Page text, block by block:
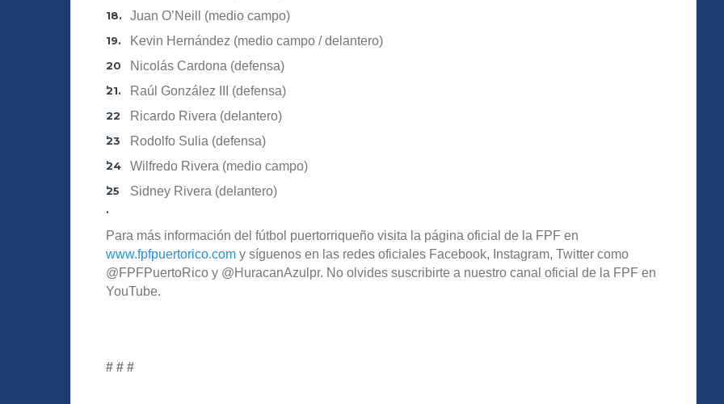
Juan O’Neill (medio campo)
Kevin Hernández (medio campo / delantero)
Nicolás Cardona (defensa)
Raúl González III (defensa)
Ricardo Rivera (delantero)
Rodolfo Sulia (defensa)
Wilfredo Rivera (medio campo)
Sidney Rivera (delantero)
Para más información del fútbol puertorriqueño visita la página oficial de la FPF en
www.fpfpuertorico.com y síguenos en las redes oficiales Facebook, Instagram, Twitter como
@FPFPuertoRico y @HuracanAzulpr. No olvides suscribirte a nuestro canal oficial de la FPF en
YouTube.
# # #